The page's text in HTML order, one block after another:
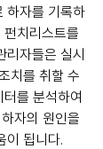
하자를 기록하
치리스트를
리자들은 실시
치를 취할 수
를 분석하여
자의 원인을
이 됩니다.